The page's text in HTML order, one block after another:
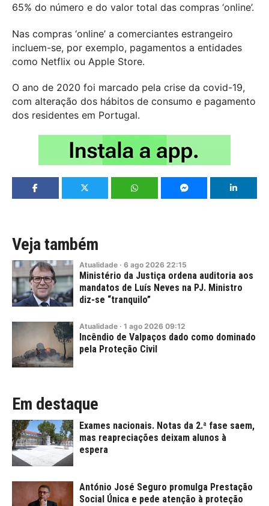
65% do número e do valor total das compras ‘online’.
Nas compras ‘online’ a comerciantes estrangeiro
incluem-se, por exemplo, pagamentos a entidades
como Netflix ou Apple Store.
O ano de 2020 foi marcado pela crise da covid-19,
com alteração dos hábitos de consumo e pagamento
dos residentes em Portugal.
Veja também
Atualidade · 6 ago 2026 22:15
Ministério da Justiça ordena auditoria aos
mandatos de Luís Neves na PJ. Ministro
diz-se “tranquilo”
Atualidade · 1 ago 2026 09:12
Incêndio de Valpaços dado como dominado
pela Proteção Civil
Em destaque
Exames nacionais. Notas da 2.ª fase saem,
mas reapreciações deixam alunos à
espera
António José Seguro promulga Prestação
Social Única e pede atenção à proteção